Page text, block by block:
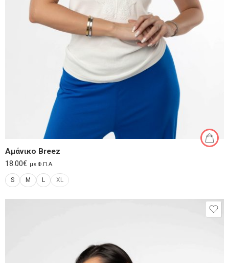
Αμάνικο Breez
18.00€ με Φ.Π.Α.
S M L XL